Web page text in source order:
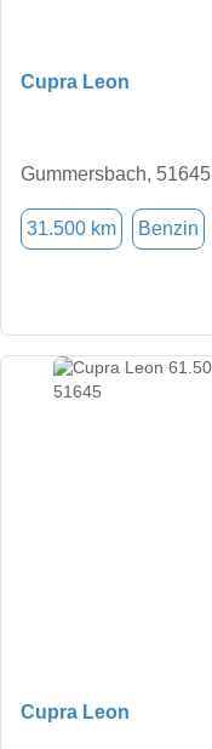
Cupra Leon
Gummersbach, 51645
31.500 km Benzin
Cupra Leon